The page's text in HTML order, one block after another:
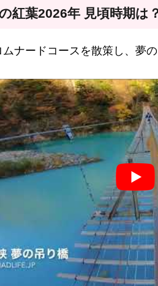
紅葉2026年 見頃時期は
ナードコースを散策し、夢